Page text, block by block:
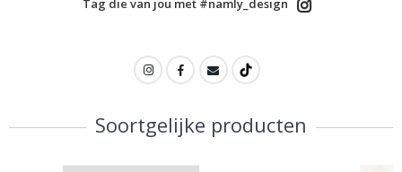
Tag die van jou met #namly_design
Soortgelijke producten